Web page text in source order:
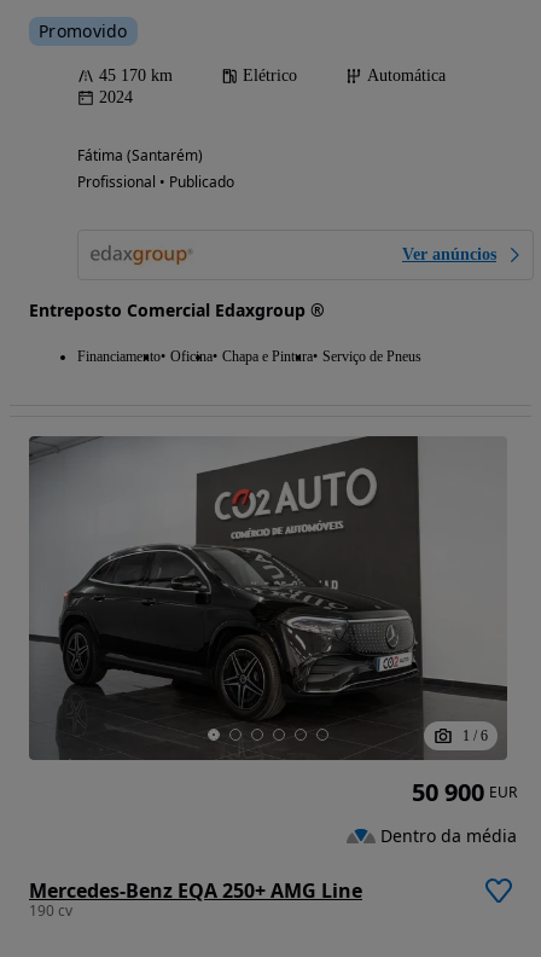
Promovido
45 170 km Elétrico
Automática
2024
Fátima (Santarém)
Profissional • Publicado
Ver anúncios
Entreposto Comercial Edaxgroup ®
Financiamento Oficina Chapa e Pintura Serviço de Pneus
1 / 6
Mercedes-Benz EQA 250+ AMG Line
190 cv
50 900 EUR
Dentro da média